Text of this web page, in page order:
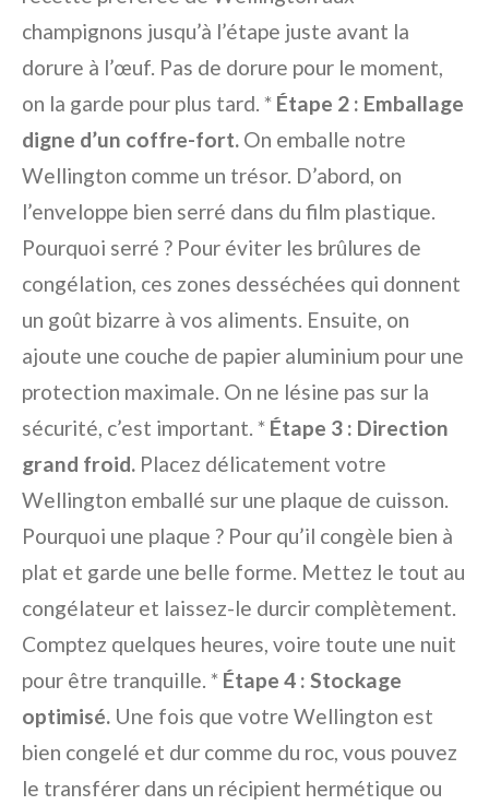
champignons jusqu’à l’étape juste avant la
dorure à l’œuf. Pas de dorure pour le moment,
on la garde pour plus tard. * Étape 2 : Emballage
digne d’un coffre-fort. On emballe notre
Wellington comme un trésor. D’abord, on
l’enveloppe bien serré dans du film plastique.
Pourquoi serré ? Pour éviter les brûlures de
congélation, ces zones desséchées qui donnent
un goût bizarre à vos aliments. Ensuite, on
ajoute une couche de papier aluminium pour une
protection maximale. On ne lésine pas sur la
sécurité, c’est important. * Étape 3 : Direction
grand froid. Placez délicatement votre
Wellington emballé sur une plaque de cuisson.
Pourquoi une plaque ? Pour qu’il congèle bien à
plat et garde une belle forme. Mettez le tout au
congélateur et laissez-le durcir complètement.
Comptez quelques heures, voire toute une nuit
pour être tranquille. * Étape 4 : Stockage
optimisé. Une fois que votre Wellington est
bien congelé et dur comme du roc, vous pouvez
le transférer dans un récipient hermétique ou